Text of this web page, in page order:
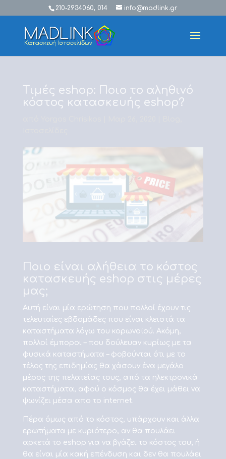
210-2934060, 014 info@madlink.gr
Τιμές eshop: Ποιο το αληθινό
κόστος κατασκευής eshop?
Ποιο είναι αλήθεια το κόστος
κατασκευής eshop στις μέρες
μας;
Αυτή είναι μία ερώτηση που πολλοί έχουν τις
τελευταίες εβδομάδες που είναι κλειστά τα
καταστήματα λόγω του κορωνοϊού. Ακόμη,
πολλοί έμποροι – που δούλευαν κυρίως με τα
φυσικά καταστήματα – φοβούνται ότι με το
τέλος της επιδημίας θα χάσουν ένα μεγάλο
μέρος της πελατείας τους, από τα ηλεκτρονικά
καταστήματα, αφού ο κόσμος θα έχει μάθει να
ψωνίζει μέσα απο το internet.
Πέρα όμως από το κόστος, υπάρχουν και άλλα
ερωτήματα με κυριότερο, αν θα πουλάει
αρκετά το eshop για να βγάζει το κόστος του; ή
θα είναι μία κακή επένδυση και δεν θα πουλάει